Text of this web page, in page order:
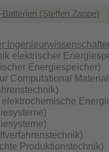
(Steffen Zappe)
elektrischer
Energiespeicher)
Computational
Produktionstechnik)